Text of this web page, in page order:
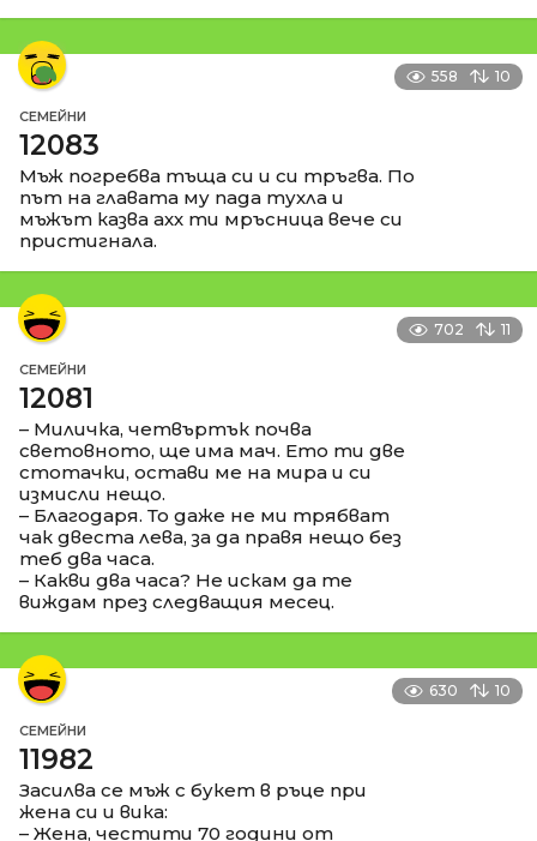
558 10
СЕМЕЙНИ
12083
Мъж погребва тъща си и си тръгва. По
път на главата му пада тухла и
мъжът казва ахх ти мръсница вече си
пристигнала.
702 11
СЕМЕЙНИ
12081
– Миличка, четвъртък почва
световното, ще има мач. Ето ти две
стотачки, остави ме на мира и си
измисли нещо.
– Благодаря. То даже не ми трябват
чак двеста лева, за да правя нещо без
теб два часа.
– Какви два часа? Не искам да те
виждам през следващия месец.
630 10
СЕМЕЙНИ
11982
Засилва се мъж с букет в ръце при
жена си и вика:
– Жена, честити 70 години от